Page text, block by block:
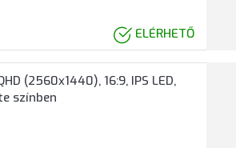
ELÉRHETŐ
(2560x1440), 16:9, IPS LED,
színben